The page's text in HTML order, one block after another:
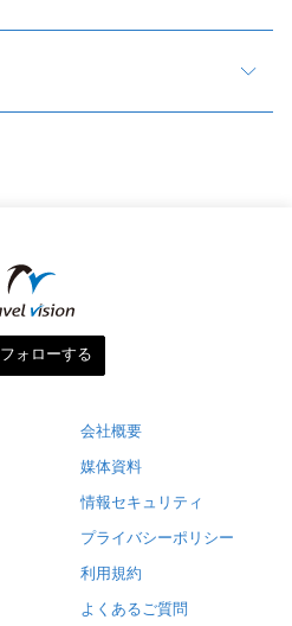
フォローする
会社概要
媒体資料
情報セキュリティ
プライバシーポリシー
利用規約
よくあるご質問